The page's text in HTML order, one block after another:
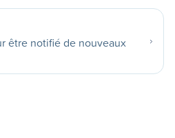
être notifié de nouveaux